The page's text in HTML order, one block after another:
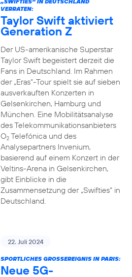
VERRATEN:
Taylor Swift aktiviert
Generation Z
Der US-amerikanische Superstar
Taylor Swift begeistert derzeit die
Fans in Deutschland. Im Rahmen
der „Eras“-Tour spielt sie auf sieben
ausverkauften Konzerten in
Gelsenkirchen, Hamburg und
München. Eine Mobilitätsanalyse
des Telekommunikationsanbieters
O2Telefónica und des
Analysepartners Invenium,
basierend auf einem Konzert in der
Veltins-Arena in Gelsenkirchen,
gibt Einblicke in die
Zusammensetzung der „Swifties“ in
Deutschland.
22. Juli 2024
SPORTLICHES GROSSEREIGNIS IN PARIS:
Neue 5G-